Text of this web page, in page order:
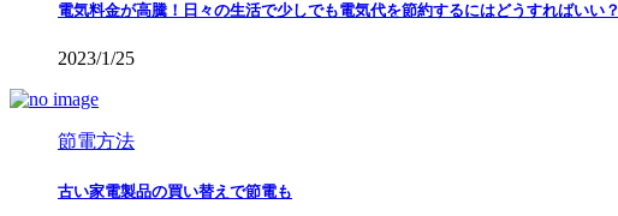
電気料金が高騰！日々の生活で少しでも電気代を節約するにはどうすればいい？
2023/1/25
節電方法
古い家電製品の買い替えで節電も